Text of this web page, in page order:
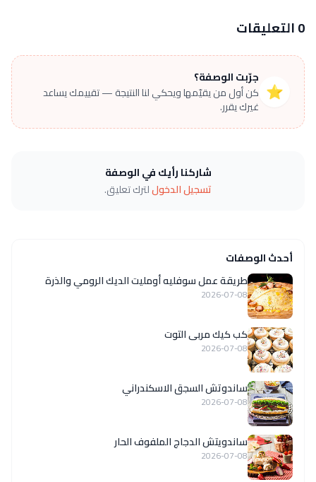
0 التعليقات
⭐
جرّبت الوصفة؟
كن أول من يقيّمها ويحكي لنا النتيجة — تقييمك يساعد
غيرك يقرر.
شاركنا رأيك في الوصفة
تسجيل الدخوللترك تعليق.
أحدث الوصفات
طريقة عمل سوفليه أومليت الديك الرومي والذرة
2026-07-08
كب كيك مربى التوت
2026-07-08
ساندوتش السجق الاسكندراني
2026-07-08
ساندويتش الدجاج الملفوف الحار
2026-07-08